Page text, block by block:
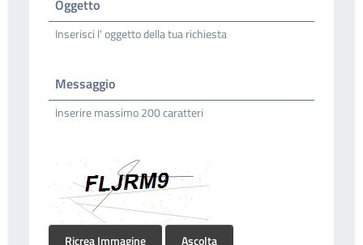
Oggetto
Inserisci l' oggetto della tua richiesta
Messaggio
Inserire massimo 200 caratteri
Ricrea Immagine Ascolta